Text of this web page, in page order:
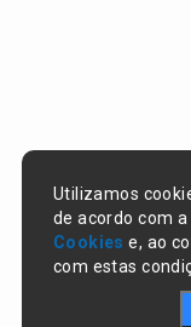
Utilizamos
de acordo com
Cookies e, ao
com estas